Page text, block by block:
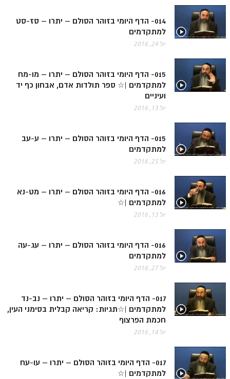
הזוהר הקדוש תצווה השקפה
הזוהר הקדוש תצווה מתקדמים
ספר הזוהר הקדוש כי תשא מתקדמים
ספר הזוהר הקדוש ויקהל השקפה
ספר הזוהר הקדוש ויקהל מתקדמים
ספר הזוהר הקדוש פיקודי מתחילים
ספר הזוהר הקדוש פיקודי מתקדמים
ספר הזוהר הקדוש זוהר ויקרא השקפה
ספר הזוהר הקדוש זוהר ויקרא מתקדמים
זוהר צו מתקדמים
פרשת שמיני מתחילים
ספר הזוהר פרשת תזריע למתחילים
ספר הזוהר פרשת תזריע למתקדמים
זוהר מצורע למתקדמים
זוהר אחרי מות למתחילים
014- הדף היומי בזוהר הסולם – יתרו – סז-סט
למתקדמים
יול 24, 2016
015- הדף היומי בזוהר הסולם – יתרו – מו-מח
למתקדמים |☆ ספר תולדות אדם, אבחון כף יד
ועיניים
יול 13, 2016
015- הדף היומי בזוהר הסולם – יתרו – ע-עב
למתקדמים
יול 25, 2016
016- הדף היומי בזוהר הסולם – יתרו – מט-נא
למתקדמים |☆
יול 13, 2016
016- הדף היומי בזוהר הסולם – יתרו – עג-עה
למתקדמים
יול 27, 2016
017- הדף היומי בזוהר הסולם – יתרו – נב-נד
למתקדמים |☆תגיות: קריאה קבלית בסימני העין,
חכמת הפרצוף
יול 14, 2016
017- הדף היומי בזוהר הסולם – יתרו – עו-עח
למתקדמים |☆